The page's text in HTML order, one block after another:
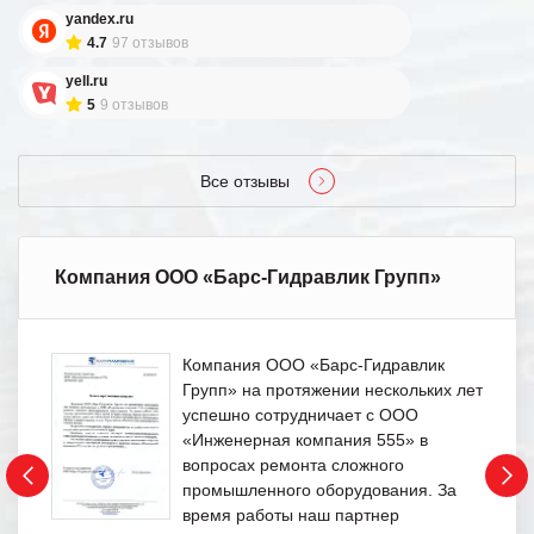
yandex.ru
4.7 97 отзывов
yell.ru
5 9 отзывов
Все отзывы
Компания ООО «Барс-Гидравлик Групп»
Компания ООО «Барс-Гидравлик
Групп» на протяжении нескольких лет
успешно сотрудничает с ООО
«Инженерная компания 555» в
вопросах ремонта сложного
промышленного оборудования. За
время работы наш партнер